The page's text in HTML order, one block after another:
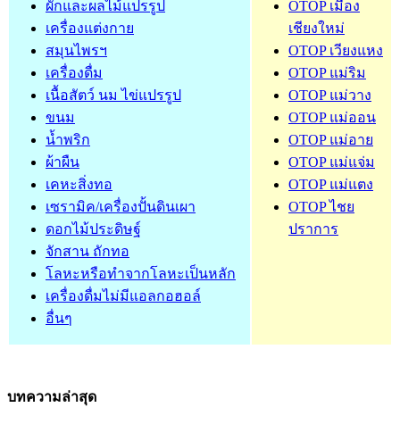
OTOP เมือง
เชียงใหม่
OTOP เวียงแหง
OTOP แม่ริม
OTOP แม่วาง
OTOP แม่ออน
OTOP แม่อาย
OTOP แม่แจ่ม
OTOP แม่แตง
OTOP ไชย
ปราการ
ผักและผลไม้แปรรูป
เครื่องแต่งกาย
สมุนไพรฯ
เครื่องดื่ม
เนื้อสัตว์ นม ไข่แปรรูป
ขนม
น้ำพริก
ผ้าผืน
เคหะสิ่งทอ
เซรามิค/เครื่องปั้นดินเผา
ดอกไม้ประดิษฐ์
จักสาน ถักทอ
โลหะหรือทำจากโลหะเป็นหลัก
เครื่องดื่มไม่มีแอลกอฮอล์
อื่นๆ
บทความล่าสุด